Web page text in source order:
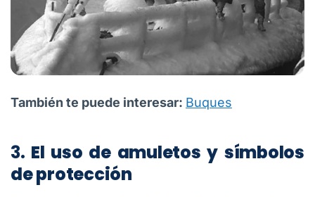
También te puede interesar: Buques
3. El uso de amuletos y símbolos
de protección